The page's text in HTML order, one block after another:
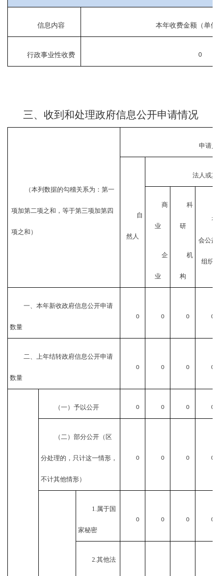
信息内容 本年收费金额（单位
行政事业性收费 0
三、收到和处理政府信息公开申请情况
（本列数据的勾稽关系为：第一
项加第二项之和，等于第三项加第四
项之和）
申请人
自
然人
法人或其
商
业
企
业
科
研
机
构
社
会公益
组织
一、本年新收政府信息公开申请
数量
0 0 0 0
二、上年结转政府信息公开申请
数量
0 0 0 0
（一）予以公开 0 0 0 0
（二）部分公开（区
分处理的，只计这一情形，
不计其他情形）
0 0 0 0
1.属于国
家秘密
0 0 0 0
2.其他法